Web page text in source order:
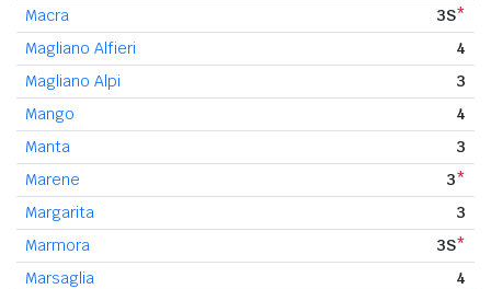
Macra
3S*
Magliano Alfieri
4
Magliano Alpi
3
Mango
4
Manta
3
Marene
3*
Margarita
3
Marmora
3S*
Marsaglia
4